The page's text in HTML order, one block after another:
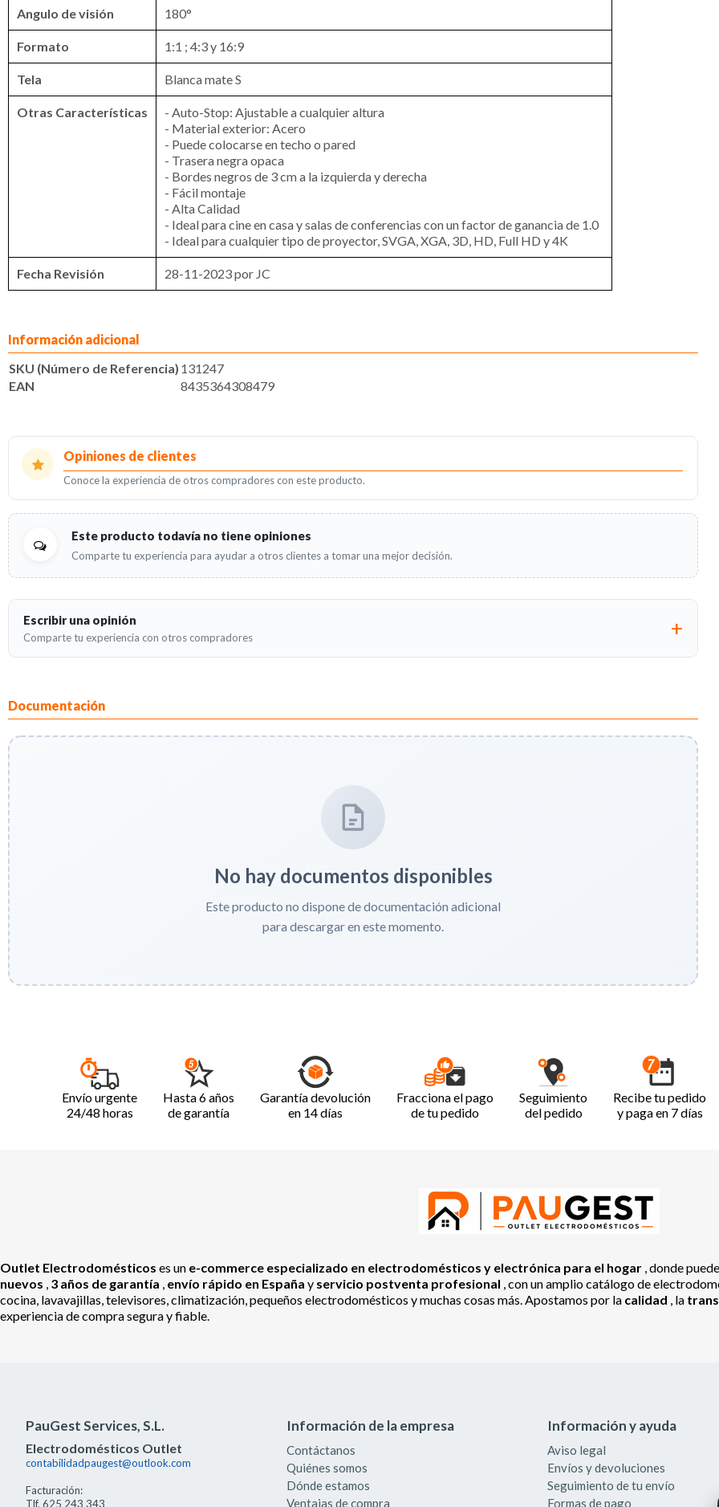
Angulo de visión 180°
Formato 1:1 ; 4:3 y 16:9
Tela Blanca mate S
Otras Características
- Auto-Stop: Ajustable a cualquier altura
- Material exterior: Acero
- Puede colocarse en techo o pared
- Trasera negra opaca
- Bordes negros de 3 cm a la izquierda y derecha
- Fácil montaje
- Alta Calidad
- Ideal para cine en casa y salas de conferencias con un factor de ganancia de 1.0
- Ideal para cualquier tipo de proyector, SVGA, XGA, 3D, HD, Full HD y 4K
Fecha Revisión 28-11-2023 por JC
Información adicional
SKU (Número de Referencia) 131247
EAN
8435364308479
Opiniones de clientes
Conoce la experiencia de otros compradores con este producto.
Este producto todavía no tiene opiniones
Comparte tu experiencia para ayudar a otros clientes a tomar una mejor decisión.
Escribir una opinión
Comparte tu experiencia con otros compradores
Documentación
No hay documentos disponibles
Este producto no dispone de documentación adicional
para descargar en este momento.
Envío urgente
24/48 horas
Hasta 6 años
de garantía
Garantía devolución
en 14 días
Fracciona el pago
de tu pedido
Seguimiento
del pedido
Recibe tu pedido
y paga en 7 días
Outlet Electrodomésticos es un e-commerce especializado en electrodomésticos y electrónica para el hogar , donde
nuevos 3 años de garantía envío rápido en España y servicio postventa profesional , con un amplio catálogo de
cocina, lavavajillas, televisores, climatización, pequeños electrodomésticos y muchas cosas más. Apostamos por la calidad , la
experiencia de compra segura y fiable.
PauGest Services, S.L.
Electrodomésticos Outlet
contabilidadpaugest@outlook.com
Facturación:
Tlf. 625 243 343
Información de la empresa
Contáctanos
Quiénes somos
Dónde estamos
Ventajas de compra
Información y ayuda
Aviso legal
Envíos y devoluciones
Seguimiento de tu envío
Formas de pago